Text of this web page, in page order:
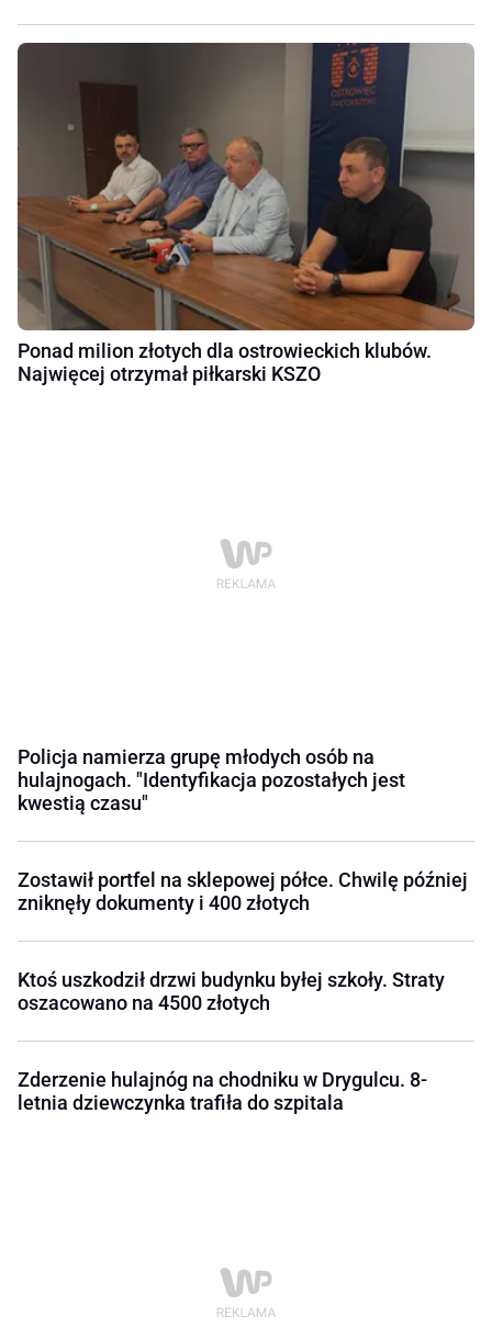
Ponad milion złotych dla ostrowieckich klubów.
Najwięcej otrzymał piłkarski KSZO
Policja namierza grupę młodych osób na
hulajnogach. "Identyfikacja pozostałych jest
kwestią czasu"
Zostawił portfel na sklepowej półce. Chwilę później
zniknęły dokumenty i 400 złotych
Ktoś uszkodził drzwi budynku byłej szkoły. Straty
oszacowano na 4500 złotych
Zderzenie hulajnóg na chodniku w Drygulcu. 8-
letnia dziewczynka trafiła do szpitala